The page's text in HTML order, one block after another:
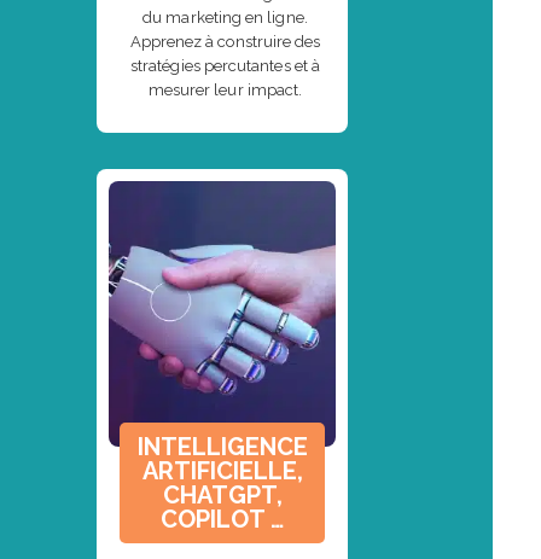
du marketing en ligne.
Apprenez à construire des
stratégies percutantes et à
mesurer leur impact.
INTELLIGENCE
ARTIFICIELLE,
CHATGPT,
COPILOT …